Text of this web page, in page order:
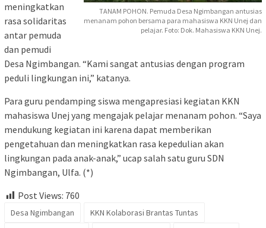
TANAM POHON. Pemuda Desa Ngimbangan antusias
menanam pohon bersama para mahasiswa KKN Unej dan
pelajar. Foto: Dok. Mahasiswa KKN Unej.
meningkatkan
rasa solidaritas
antar pemuda
dan pemudi
Desa Ngimbangan. “Kami sangat antusias dengan program
peduli lingkungan ini,” katanya.
Para guru pendamping siswa mengapresiasi kegiatan KKN
mahasiswa Unej yang mengajak pelajar menanam pohon. “Saya
mendukung kegiatan ini karena dapat memberikan
pengetahuan dan meningkatkan rasa kepedulian akan
lingkungan pada anak-anak,” ucap salah satu guru SDN
Ngimbangan, Ulfa. (*)
Post Views: 760
Desa Ngimbangan
KKN Kolaborasi Brantas Tuntas